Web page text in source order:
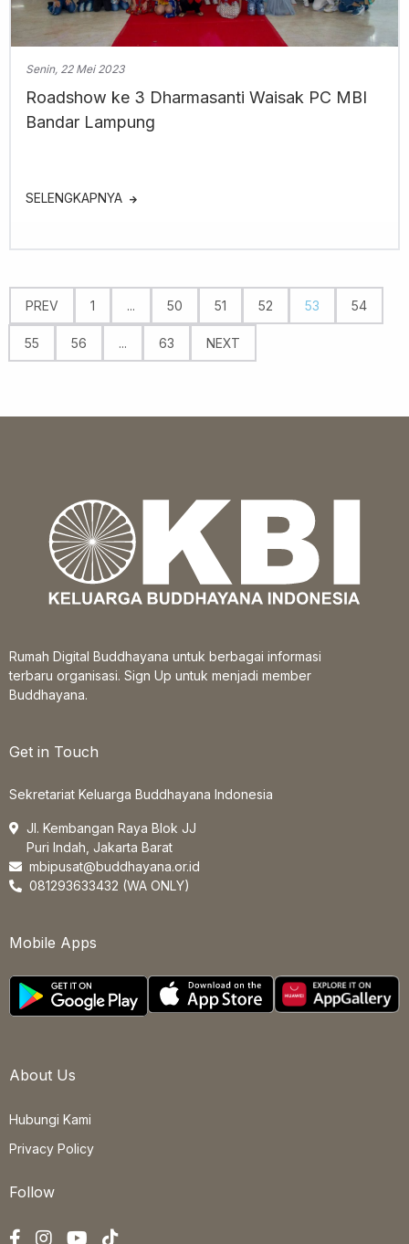
Senin, 22 Mei 2023
Roadshow ke 3 Dharmasanti Waisak PC MBI
Bandar Lampung
SELENGKAPNYA
PREV 1 ... 50 51 52 53 54
55 56 ... 63 NEXT
Rumah Digital Buddhayana untuk berbagai informasi
terbaru organisasi. Sign Up untuk menjadi member
Buddhayana.
Get in Touch
Sekretariat Keluarga Buddhayana Indonesia
Jl. Kembangan Raya Blok JJ
Puri Indah, Jakarta Barat
mbipusat@buddhayana.or.id
081293633432 (WA ONLY)
Mobile Apps
About Us
Hubungi Kami
Privacy Policy
Follow